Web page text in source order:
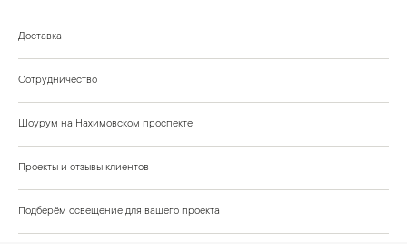
Доставка
Сотрудничество
Шоурум на Нахимовском проспекте
Проекты и отзывы клиентов
Подберём освещение для вашего проекта